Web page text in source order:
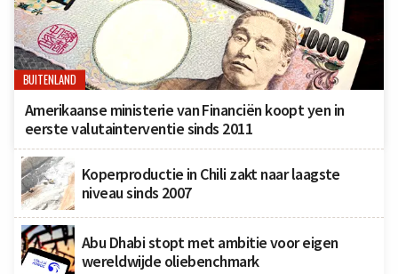
BUITENLAND
Amerikaanse ministerie van Financiën koopt yen in
eerste valutainterventie sinds 2011
Koperproductie in Chili zakt naar laagste
niveau sinds 2007
Abu Dhabi stopt met ambitie voor eigen
wereldwijde oliebenchmark